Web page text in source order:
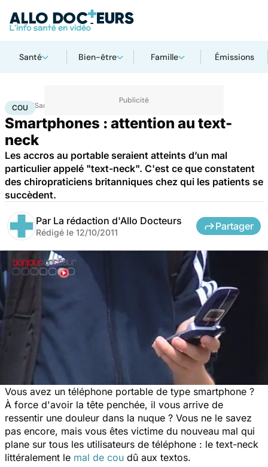
Santé Bien-être Famille Émissions
AccueilSanté
COU
Smartphones : attention au text-
neck
Les accros au portable seraient atteints d’un mal
particulier appelé "text-neck". C'est ce que constatent
des chiropraticiens britanniques chez qui les patients se
succèdent.
Par La rédaction d'Allo Docteurs
Rédigé le 12/10/2011
Partager
Vous avez un téléphone portable de type smartphone ?
À force d'avoir la tête penchée, il vous arrive de
ressentir une douleur dans la nuque ? Vous ne le savez
pas encore, mais vous êtes victime du nouveau mal qui
plane sur tous les utilisateurs de téléphone : le text-neck
littéralement le mal de cou dû aux textos.